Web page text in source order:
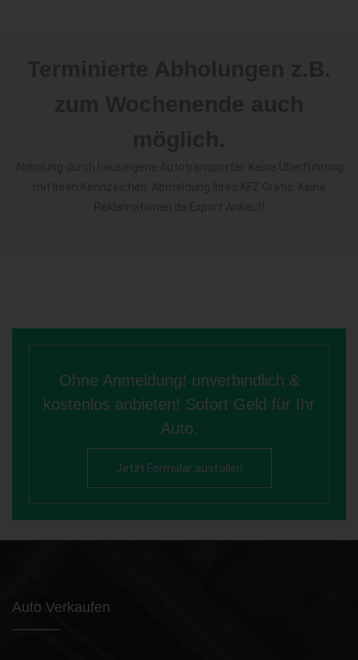
Ohne Anmeldung! unverbindlich &
kostenlos anbieten! Sofort Geld für Ihr
Auto.
Jetzt Formular ausfüllen
Auto Verkaufen